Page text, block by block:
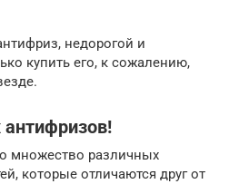
недорогой и
купить его, к сожалению,
антифризов!
множество различных
которые отличаются друг от